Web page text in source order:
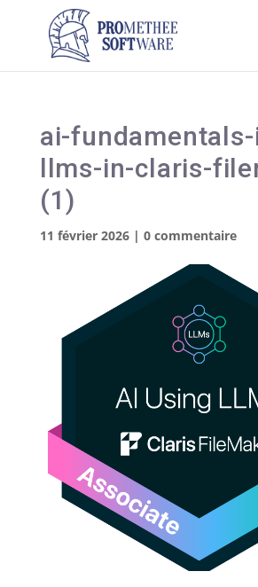
ai-
llms-in-claris-
(1)
11 février 2026| 0 commentaire